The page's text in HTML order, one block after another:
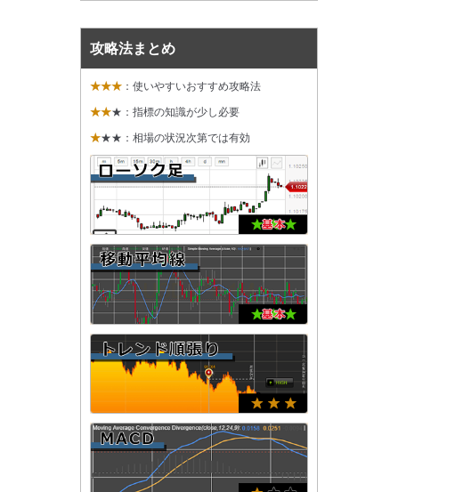
攻略法まとめ
★★★ ：使いやすいおすすめ攻略法
★★★：指標の知識が少し必要
★★★：相場の状況次第では有効